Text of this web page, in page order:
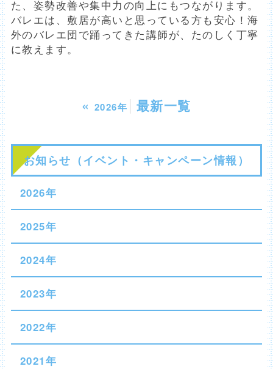
た、姿勢改善や集中力の向上にもつながります。
バレエは、敷居が高いと思っている方も安心！海
外のバレエ団で踊ってきた講師が、たのしく丁寧
に教えます。
« 2026年 最新一覧
お知らせ（イベント・キャンペーン情報）
2026年
2025年
2024年
2023年
2022年
2021年